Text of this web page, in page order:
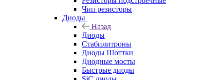
Чип резисторы
Диоды
Назад
Диоды
Стабилитроны
Диоды Шоттки
Диодные мосты
Быстрые диоды